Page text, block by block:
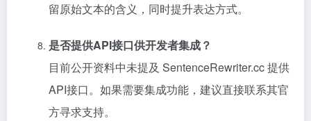
留原始文本的含义，同时提升表达方式。
是否提供API接口供开发者集成？
目前公开资料中未提及 SentenceRewriter.cc 提供
API接口。如果需要集成功能，建议直接联系其官
方寻求支持。